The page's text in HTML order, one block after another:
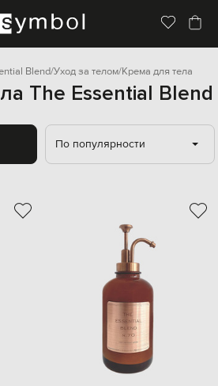
Blend Уход за телом Крема для тела
The Essential Blend
По популярности